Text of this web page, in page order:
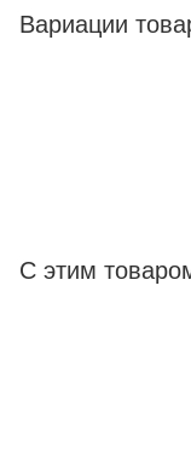
Вариации
С этим